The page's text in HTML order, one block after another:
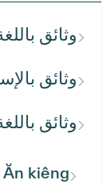
وثائق
وثائق
وثائق
Ăn kiêng (الحمية)